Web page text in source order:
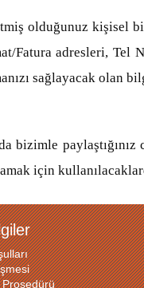
olduğunuz kişisel
Fatura adresleri, Tel
sağlayacak olan
bizimle
için